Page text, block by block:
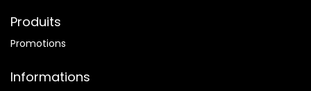
Produits
Promotions
Informations